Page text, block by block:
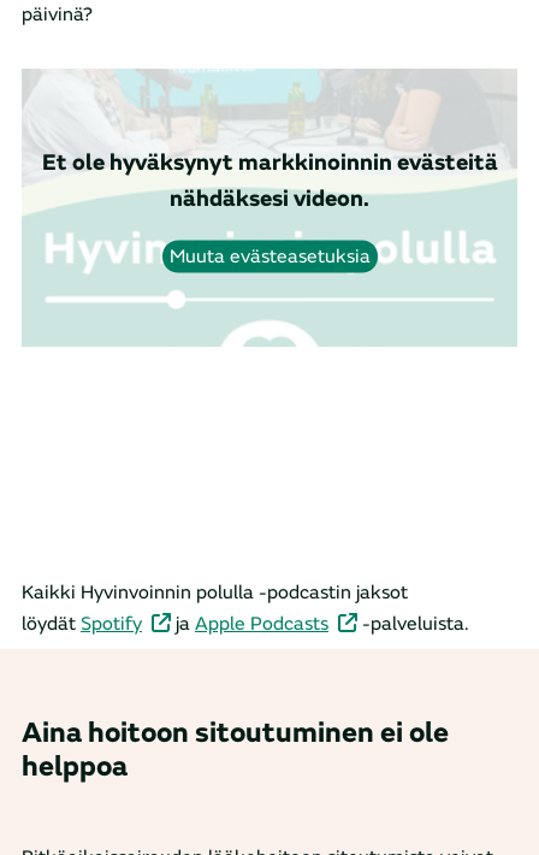
päivinä?
Et ole hyväksynyt markkinoinnin evästeitä
nähdäksesi videon.
Muuta evästeasetuksia
Kaikki Hyvinvoinnin polulla -podcastin jaksot
löydät Spotify ja Apple Podcasts -palveluista.
Aina hoitoon sitoutuminen ei ole
helppoa